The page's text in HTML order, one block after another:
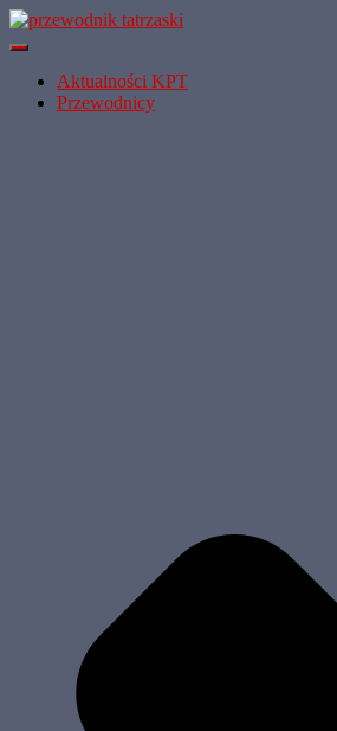
Przełącz
NawigacjęAktualności KPT
Przewodnicy